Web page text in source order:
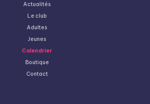
Actualités
Le club
Adultes
Jeunes
Calendrier
Boutique
Contact